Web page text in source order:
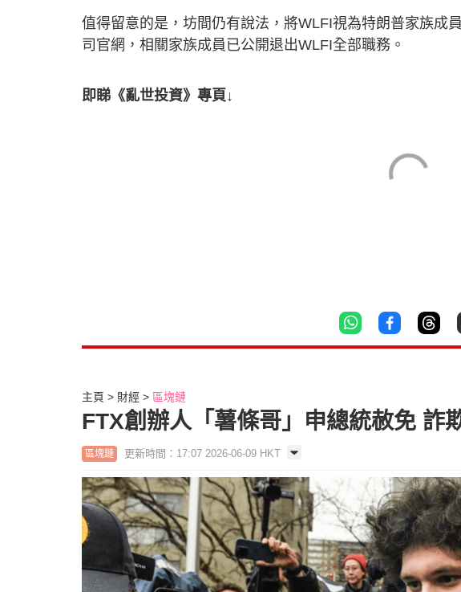
值得留意的是，坊間仍有說法，將WLFI視為特朗普家族成
司官網，相關家族成員已公開退出WLFI全部職務。
即睇《亂世投資》專頁↓
主頁 財經 區塊鏈
FTX創辦人「薯條哥」申總統赦免 詐
區塊鏈 更新時間：17:07 2026-06-09 HKT